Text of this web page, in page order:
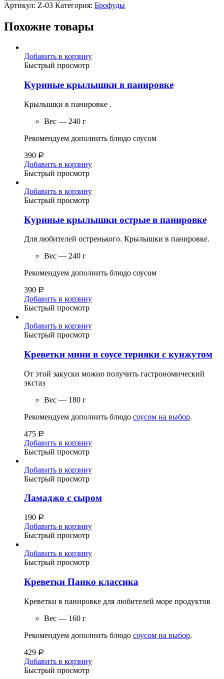
Артикул: Z-03 Категория: Брофуды
Похожие товары
Добавить в корзину
Быстрый просмотр
Куриные крылышки в панировке
Крылышки в панировке .
Вес — 240 г
Рекомендуем дополнить блюдо соусом
390 Р
Добавить в корзину
Быстрый просмотр
Добавить в корзину
Быстрый просмотр
Куриные крылышки острые в панировке
Для любителей остренького. Крылышки в панировке.
Вес — 240 г
Рекомендуем дополнить блюдо соусом
390 Р
Добавить в корзину
Быстрый просмотр
Добавить в корзину
Быстрый просмотр
Креветки мини в соусе терияки с кунжутом
От этой закуски можно получить гастрономический
экстаз
Вес — 180 г
Рекомендуем дополнить блюдо соусом на выбор.
475 Р
Добавить в корзину
Быстрый просмотр
Добавить в корзину
Быстрый просмотр
Ламаджо с сыром
190 Р
Добавить в корзину
Быстрый просмотр
Добавить в корзину
Быстрый просмотр
Креветки Панко классика
Креветки в панировке для любителей море продуктов
Вес — 160 г
Рекомендуем дополнить блюдо соусом на выбор.
429 Р
Добавить в корзину
Быстрый просмотр